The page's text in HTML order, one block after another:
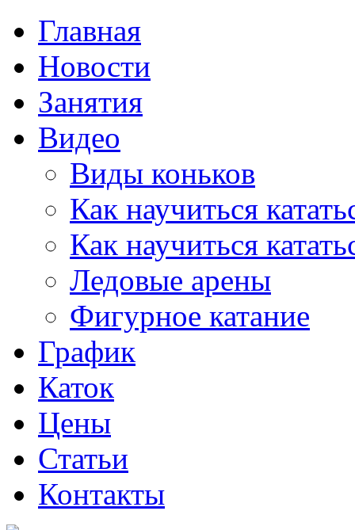
Главная
Новости
Занятия
Видео
Виды коньков
Как научиться
Как научиться
Ледовые арены
Фигурное катание
График
Каток
Цены
Статьи
Контакты